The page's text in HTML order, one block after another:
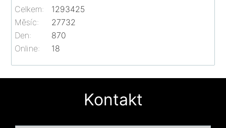
Online: 18
Celkem:
1293425
Měsíc:
27732
Den:
870
Kontakt